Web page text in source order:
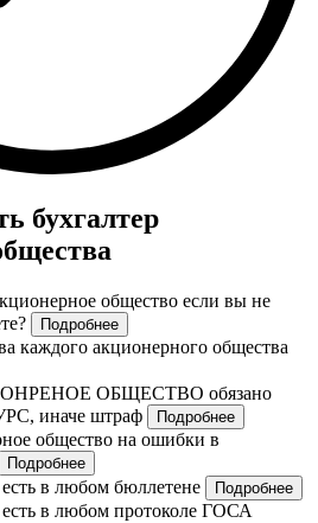
бухгалтер
общество если вы не
Подробнее
каждого акционерного общества
ОБЩЕСТВО обязано
иначе штраф
Подробнее
общество на ошибки в
Подробнее
в любом бюллетене Подробнее
в любом протоколе ГОСА